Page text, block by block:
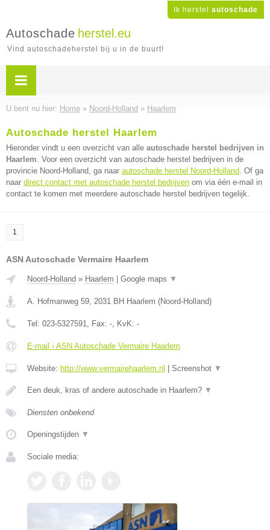
Ik herstel autoschade
Autoschade herstel.eu
Vind autoschadeherstel bij u in de buurt!
U bent nu hier: Home » Noord-Holland » Haarlem
Autoschade herstel Haarlem
Hieronder vindt u een overzicht van alle autoschade herstel bedrijven in
Haarlem. Voor een overzicht van autoschade herstel bedrijven in de
provincie Noord-Holland, ga naar autoschade herstel Noord-Holland. Of ga
naar direct contact met autoschade herstel bedrijven om via één e-mail in
contact te komen met meerdere autoschade herstel bedrijven tegelijk.
1
ASN Autoschade Vermaire Haarlem
Noord-Holland » Haarlem Google maps ▼
A. Hofmanweg 59, 2031 BH Haarlem (Noord-Holland)
Tel: 023-5327591, Fax: -, KvK: -
E-mail › ASN Autoschade Vermaire Haarlem
Website: http://www.vermairehaarlem.nl Screenshot ▼
Een deuk, kras of andere autoschade in Haarlem? ▼
Diensten onbekend
Openingstijden ▼
Sociale media: